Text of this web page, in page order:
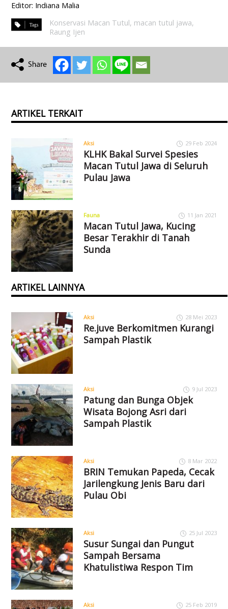
Editor: Indiana Malia
Konservasi Macan Tutul, macan tutul jawa,
Raung Ijen
ARTIKEL TERKAIT
Aksi 29 Feb 2024
KLHK Bakal Survei Spesies
Macan Tutul Jawa di Seluruh
Pulau Jawa
Fauna 11 Jan 2021
Macan Tutul Jawa, Kucing
Besar Terakhir di Tanah
Sunda
ARTIKEL LAINNYA
Aksi 28 Mei 2023
Re.juve Berkomitmen Kurangi
Sampah Plastik
Aksi 9 Jul 2023
Patung dan Bunga Objek
Wisata Bojong Asri dari
Sampah Plastik
Aksi 8 Mar 2022
BRIN Temukan Papeda, Cecak
Jarilengkung Jenis Baru dari
Pulau Obi
Aksi 25 Jul 2023
Susur Sungai dan Pungut
Sampah Bersama
Khatulistiwa Respon Tim
Aksi 25 Feb 2019